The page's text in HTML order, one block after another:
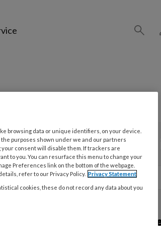
zich
iemand nu
en
Filter op
browsing data or unique identifiers, on your device.
purposes shown under we and our partners
consent will disable them. If trackers are
to you. You can resurface this menu to change your
Preferences link on the bottom of the webpage.
refer to our Privacy Policy. Privacy Statement
cookies, these do not record any data about you